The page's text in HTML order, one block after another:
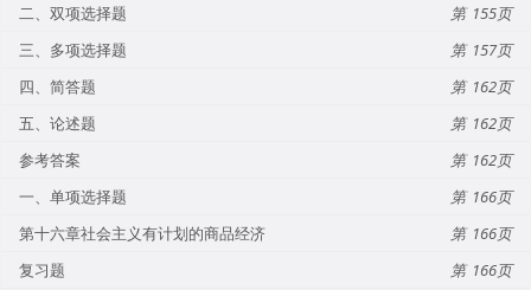
二、双项选择题
155
三、多项选择题
157
四、简答题
162
五、论述题
162
参考答案
162
一、单项选择题
166
第十六章社会主义有计划的商品经济
166
复习题
166